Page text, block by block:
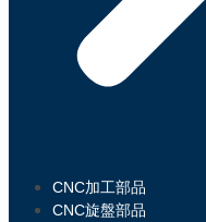
CNC加工部品
CNC旋盤部品